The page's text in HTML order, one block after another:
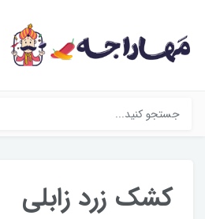
کشک زرد زابلی